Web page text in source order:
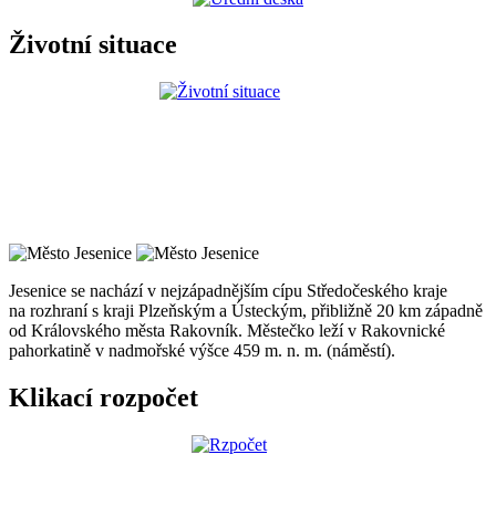
Životní situace
Jesenice se nachází v nejzápadnějším cípu Středočeského kraje
na rozhraní s kraji Plzeňským a Ústeckým, přibližně 20 km západně
od Královského města Rakovník. Městečko leží v Rakovnické
pahorkatině v nadmořské výšce 459 m. n. m. (náměstí).
Klikací rozpočet